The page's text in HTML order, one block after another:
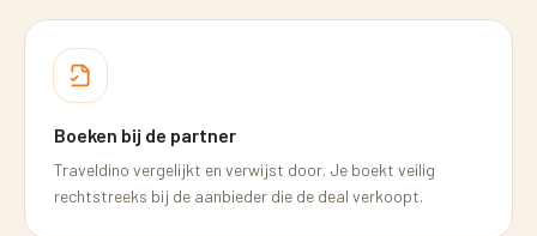
Boeken bij de partner
Traveldino vergelijkt en verwijst door. Je boekt veilig
rechtstreeks bij de aanbieder die de deal verkoopt.